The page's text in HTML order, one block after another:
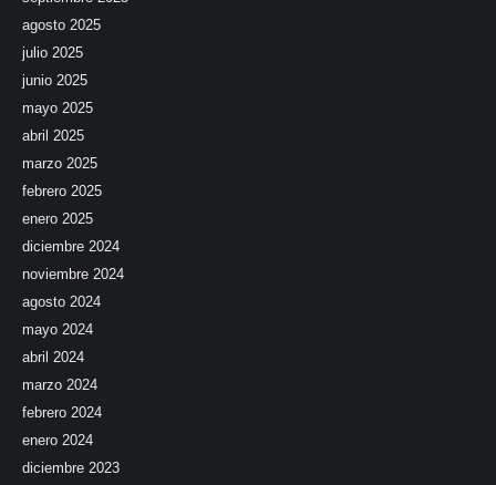
agosto 2025
julio 2025
junio 2025
mayo 2025
abril 2025
marzo 2025
febrero 2025
enero 2025
diciembre 2024
noviembre 2024
agosto 2024
mayo 2024
abril 2024
marzo 2024
febrero 2024
enero 2024
diciembre 2023